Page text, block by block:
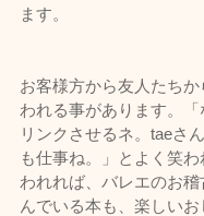
ます。
お客様方から友人たち
われる事があります。
リンクさせるネ。taeさ
も仕事ね。」とよく笑
われれば、バレエのお
んでいる本も、楽しい